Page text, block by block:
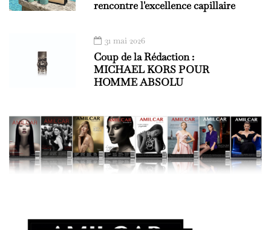
rencontre l'excellence capillaire
31 mai 2026
Coup de la Rédaction :
MICHAEL KORS POUR
HOMME ABSOLU